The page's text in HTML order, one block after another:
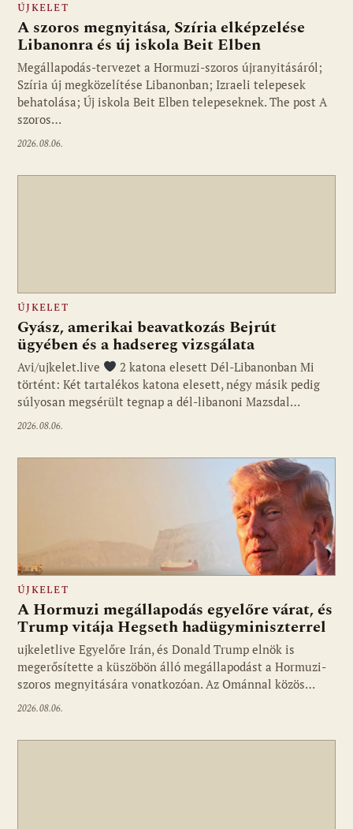
ÚJKELET
A szoros megnyitása, Szíria elképzelése
Libanonra és új iskola Beit Elben
Megállapodás-tervezet a Hormuzi-szoros újranyitásáról;
Szíria új megközelítése Libanonban; Izraeli telepesek
behatolása; Új iskola Beit Elben telepeseknek. The post A
szoros…
2026.08.06.
ÚJKELET
Gyász, amerikai beavatkozás Bejrút
ügyében és a hadsereg vizsgálata
Avi/ujkelet.live
2 katona elesett Dél-Libanonban Mi
történt: Két tartalékos katona elesett, négy másik pedig
súlyosan megsérült tegnap a dél-libanoni Mazsdal…
2026.08.06.
Fotó: ujkelet.live
ÚJKELET
A Hormuzi megállapodás egyelőre várat, és
Trump vitája Hegseth hadügyminiszterrel
ujkeletlive Egyelőre Irán, és Donald Trump elnök is
megerősítette a küszöbön álló megállapodást a Hormuzi-
szoros megnyitására vonatkozóan. Az Ománnal közös…
2026.08.06.